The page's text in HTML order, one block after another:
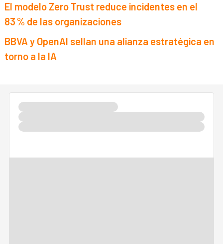
El modelo Zero Trust reduce incidentes en el
83 % de las organizaciones
BBVA y OpenAI sellan una alianza estratégica en
torno a la IA